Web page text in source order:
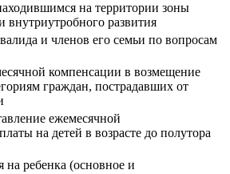
на территории зоны
внутриутробного развития
и членов его семьи по вопросам
компенсации в возмещение
граждан, пострадавших от
ежемесячной
на детей в возрасте до полутора
ребенка (основное и